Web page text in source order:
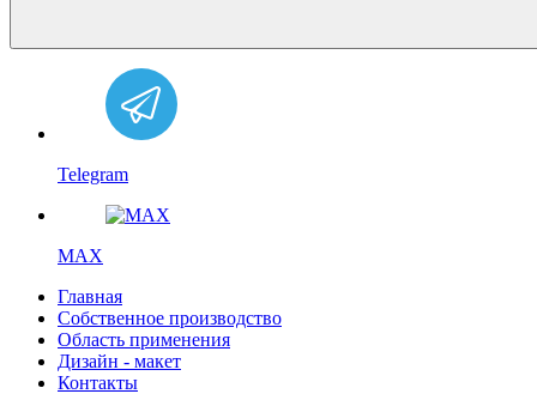
Telegram
MAX
Главная
Собственное производство
Область применения
Дизайн - макет
Контакты